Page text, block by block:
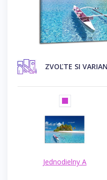
ZVOĽTE SI
Jednodielny A